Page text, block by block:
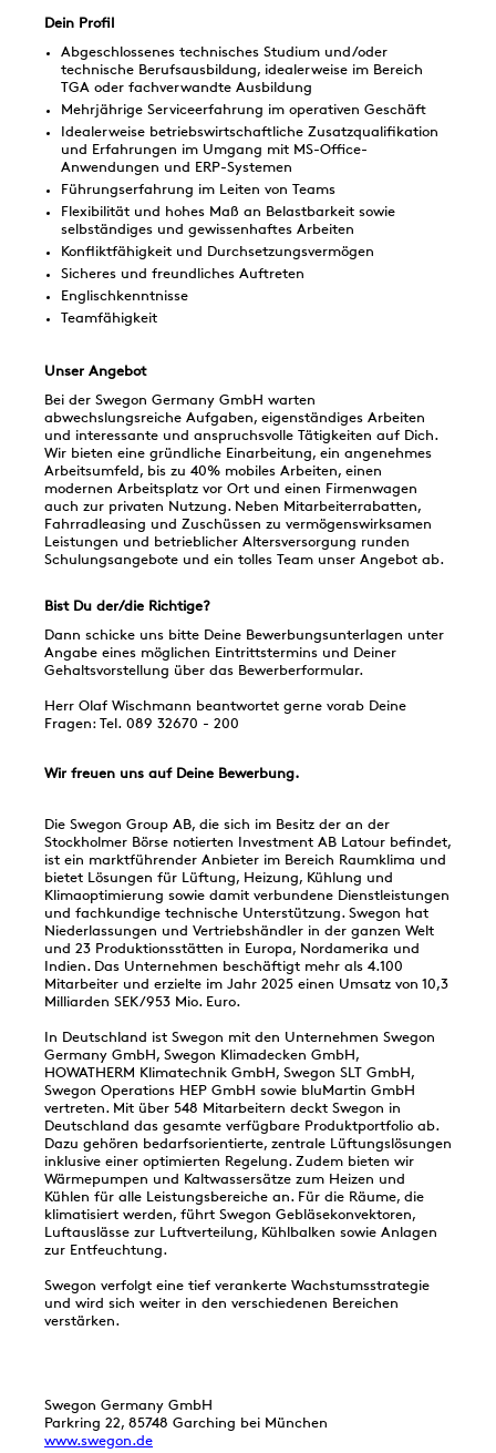
Dein Profil
Abgeschlossenes technisches Studium und/oder
technische Berufsausbildung, idealerweise im Bereich
TGA oder fachverwandte Ausbildung
Mehrjährige Serviceerfahrung im operativen Geschäft
Idealerweise betriebswirtschaftliche Zusatzqualifikation
und Erfahrungen im Umgang mit MS-Office-
Anwendungen und ERP-Systemen
Führungserfahrung im Leiten von Teams
Flexibilität und hohes Maß an Belastbarkeit sowie
selbständiges und gewissenhaftes Arbeiten
Konfliktfähigkeit und Durchsetzungsvermögen
Sicheres und freundliches Auftreten
Englischkenntnisse
Teamfähigkeit
Unser Angebot
Bei der Swegon Germany GmbH warten
abwechslungsreiche Aufgaben, eigenständiges Arbeiten
und interessante und anspruchsvolle Tätigkeiten auf Dich.
Wir bieten eine gründliche Einarbeitung, ein angenehmes
Arbeitsumfeld, bis zu 40% mobiles Arbeiten, einen
modernen Arbeitsplatz vor Ort und einen Firmenwagen
auch zur privaten Nutzung. Neben Mitarbeiterrabatten,
Fahrradleasing und Zuschüssen zu vermögenswirksamen
Leistungen und betrieblicher Altersversorgung runden
Schulungsangebote und ein tolles Team unser Angebot ab.
Bist Du der/die Richtige?
Dann schicke uns bitte Deine Bewerbungsunterlagen unter
Angabe eines möglichen Eintrittstermins und Deiner
Gehaltsvorstellung über das Bewerberformular.
Herr Olaf Wischmann beantwortet gerne vorab Deine
Fragen: Tel. 089 32670 - 200
Wir freuen uns auf Deine Bewerbung.
Die Swegon Group AB, die sich im Besitz der an der
Stockholmer Börse notierten Investment AB Latour befindet,
ist ein marktführender Anbieter im Bereich Raumklima und
bietet Lösungen für Lüftung, Heizung, Kühlung und
Klimaoptimierung sowie damit verbundene Dienstleistungen
und fachkundige technische Unterstützung. Swegon hat
Niederlassungen und Vertriebshändler in der ganzen Welt
und 23 Produktionsstätten in Europa, Nordamerika und
Indien. Das Unternehmen beschäftigt mehr als 4.100
Mitarbeiter und erzielte im Jahr 2025 einen Umsatz von 10,3
Milliarden SEK/953 Mio. Euro.
In Deutschland ist Swegon mit den Unternehmen Swegon
Germany GmbH, Swegon Klimadecken GmbH,
HOWATHERM Klimatechnik GmbH, Swegon SLT GmbH,
Swegon Operations HEP GmbH sowie bluMartin GmbH
vertreten. Mit über 548 Mitarbeitern deckt Swegon in
Deutschland das gesamte verfügbare Produktportfolio ab.
Dazu gehören bedarfsorientierte, zentrale Lüftungslösungen
inklusive einer optimierten Regelung. Zudem bieten wir
Wärmepumpen und Kaltwassersätze zum Heizen und
Kühlen für alle Leistungsbereiche an. Für die Räume, die
klimatisiert werden, führt Swegon Gebläsekonvektoren,
Luftauslässe zur Luftverteilung, Kühlbalken sowie Anlagen
zur Entfeuchtung.
Swegon verfolgt eine tief verankerte Wachstumsstrategie
und wird sich weiter in den verschiedenen Bereichen
verstärken.
Swegon Germany GmbH
Parkring 22, 85748 Garching bei München
www.swegon.de